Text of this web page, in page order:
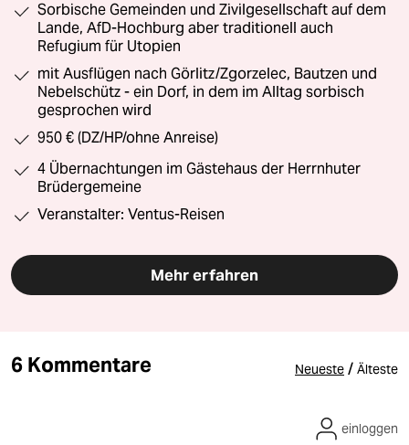
Sorbische Gemeinden und Zivilgesellschaft auf dem
Lande, AfD-Hochburg aber traditionell auch
Refugium für Utopien
mit Ausflügen nach Görlitz/Zgorzelec, Bautzen und
Nebelschütz - ein Dorf, in dem im Alltag sorbisch
gesprochen wird
950 € (DZ/HP/ohne Anreise)
4 Übernachtungen im Gästehaus der Herrnhuter
Brüdergemeine
Veranstalter: Ventus-Reisen
Mehr erfahren
6 Kommentare Neueste / Älteste
einloggen